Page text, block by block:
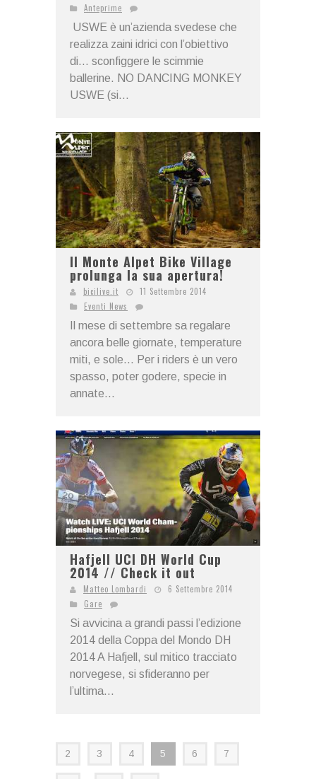
Anteprime
USWE è un’azienda svedese che
realizza zaini idrici con l’obiettivo
di… sconfiggere le scimmie
ballerine. NO DANCING MONKEY
USWE (si...
Il Monte Alpet Bike Village
prolunga la sua apertura!
bicilive.it
11 Settembre 2014
Eventi News
Il mese di settembre sa regalare
ancora belle giornate, temperature
miti, e sole… Per i riders è un vero
spasso, poter godere, specie in
annate...
Hafjell UCI DH World Cup
2014 // Check it out
Matteo Lombardi
6 Settembre 2014
Gare
Si avvicina a grandi passi l’edizione
2014 della Coppa del Mondo DH
2014 A Hafjell, sul mitico tracciato
norvegese, si sfideranno per
l’ultima...
2 3 4 5 6 7